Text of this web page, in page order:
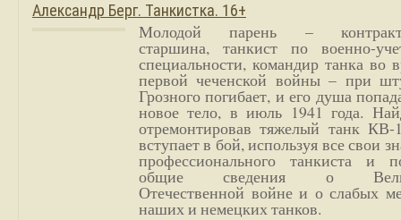
Александр Берг. Танкистка. 16+
Молодой парень –
старшина, танкист по военно-
специальности, командир танка во
первой чеченской войны – при
Грозного погибает, и его душа
новое тело, в июль 1941 года.
отремонтировав тяжелый танк
вступает в бой, используя все свои
профессионального танкиста и
общие сведения о
Отечественной войне и о слабых
наших и немецких танков.